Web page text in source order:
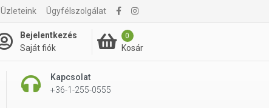
Üzleteink Ügyfélszolgálat
Bejelentkezés
Saját fiók
0
Kosár
Kapcsolat
+36-1-255-0555
1 550 Ft Kosárba rakom